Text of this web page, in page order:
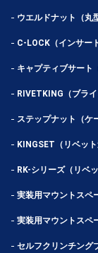
ウエルドナット（丸
C-LOCK（インサー
キャプティブサート
RIVETKING（ブライ
ステップナット（ケ
KINGSET（リベッ
RK-シリーズ（リベ
実装用マウントスペ
実装用マウントスペ
セルフクリンチング